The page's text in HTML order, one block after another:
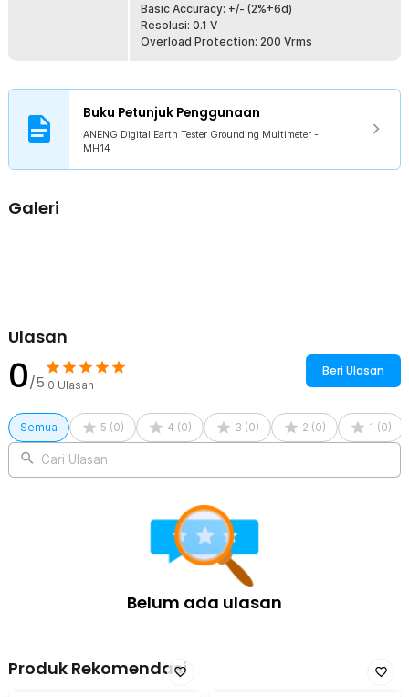
Basic Accuracy: +/- (2%+6d)
Resolusi: 0.1 V
Overload Protection: 200 Vrms
Buku Petunjuk Penggunaan
ANENG Digital Earth Tester Grounding Multimeter -
MH14
Galeri
Ulasan
0/5 0 Ulasan
Beri Ulasan
Semua 5 (0) 4 (0) 3 (0) 2 (0) 1 (0)
Cari Ulasan
Belum ada ulasan
Produk Rekomendasi